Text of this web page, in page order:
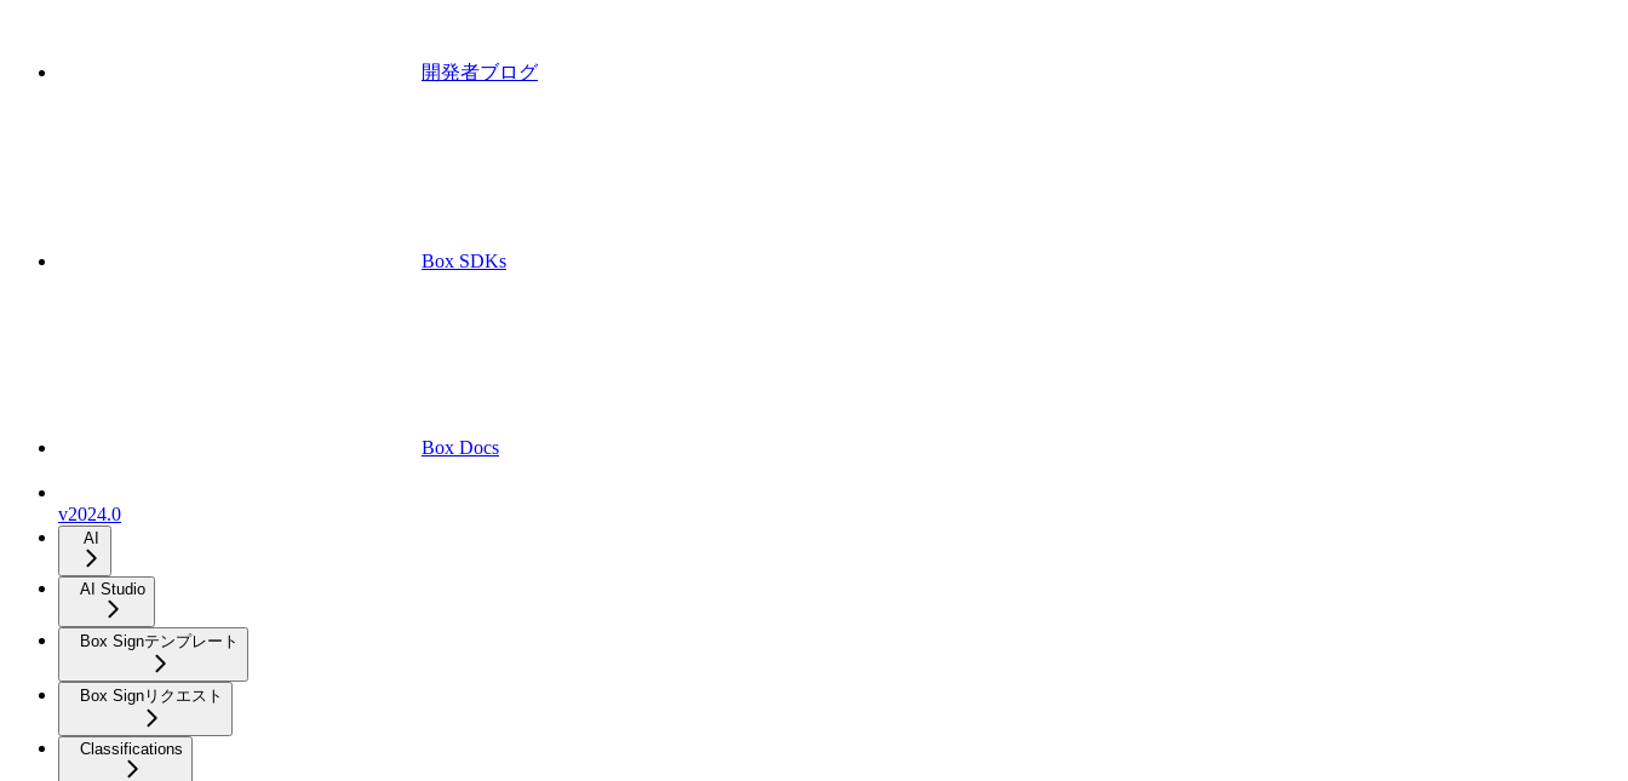
開発者ブログ
Box SDKs
Box Docs
v2024.0
AI
AI Studio
Box Signテンプレート
Box Signリクエスト
Classifications